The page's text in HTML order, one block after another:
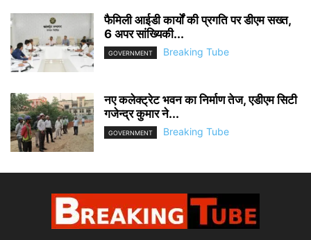
फैमिली आईडी कार्यों की प्रगति पर डीएम सख्त,
6 अपर सांख्यिकी...
GOVERNMENT Breaking Tube
नए कलेक्ट्रेट भवन का निर्माण तेज, एडीएम सिटी
गजेन्द्र कुमार ने...
GOVERNMENT Breaking Tube